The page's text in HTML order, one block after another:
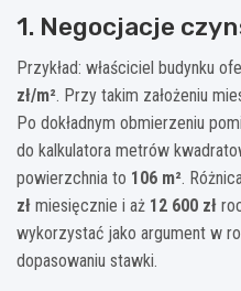
1. Negocjacje
Przykład: właściciel budynku
zł/m². Przy takim założeniu
Po dokładnym obmierzeniu
do kalkulatora metrów
powierzchnia to 106 m².
zł miesięcznie i aż 12 600 zł
wykorzystać jako argument w
dopasowaniu stawki.